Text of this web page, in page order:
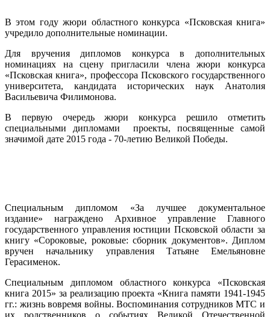
В этом году жюри областного конкурса «Псковская книга»
учредило дополнительные номинации.
Для вручения дипломов конкурса в дополнительных
номинациях на сцену пригласили члена жюри конкурса
«Псковская книга», профессора Псковского государственного
университета, кандидата исторических наук Анатолия
Васильевича Филимонова.
В первую очередь жюри конкурса решило отметить
специальными дипломами проекты, посвященные самой
значимой дате 2015 года - 70-летию Великой Победы.
Специальным дипломом «За лучшее документальное
издание» награждено Архивное управление Главного
государственного управления юстиции Псковской области за
книгу «Сороковые, роковые: сборник документов». Диплом
вручен начальнику управления Татьяне Емельяновне
Герасименок.
Специальным дипломом областного конкурса «Псковская
книга 2015» за реализацию проекта «Книга памяти 1941-1945
гг.: жизнь вовремя войны. Воспоминания сотрудников МТС и
их родственников о событиях Великой Отечественной